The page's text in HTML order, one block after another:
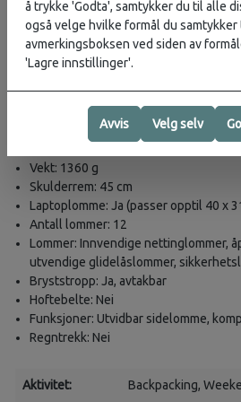
Yttermateriale: 100 % resirkulert
Innerstoff: 100 % resirkulert
Tekniske detaljer
Høyde: 55 cm
Bredde: 35 cm
Dybde: 23 cm
Vekt: 1360 g
Skulderrem: 45 cm
Laptoplomme: Ja (passer opptil 40 x
Antall lommer: 12
Lommer: Innvendige nettinglommer,
utvendige glidelåslommer,
Bryststropp: Ja, avtakbar
Hoftebelte: Nei
Funksjoner: Utvidbar sidelomme,
Regntrekk: Nei
Aktivitet: Backpacking,
å trykke 'Godta', samtykker du til alle
også velge hvilke formål du samtykker
avmerkingsboksen ved siden av
'Lagre innstillinger'.
Avvis Velg selv